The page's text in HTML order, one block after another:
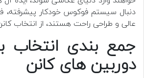
دنبال سیستم فوکوس خودکار پیشرفته،
عالی و طراحی راحت هستند، از انتخاب
جمع بندی انتخاب
دوربین های کانن